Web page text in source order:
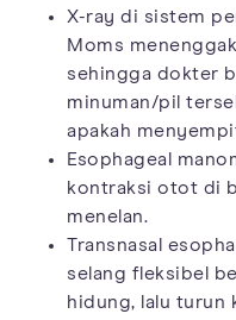
X-ray di sistem
Moms
sehingga dokter
minuman/pil
apakah
Esophageal
kontraksi otot di
menelan.
Transnasal
selang fleksibel
hidung, lalu turun